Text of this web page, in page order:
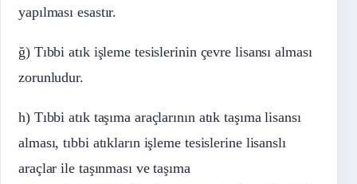
yapılması esastır.
ğ) Tıbbi atık işleme tesislerinin çevre lisansı alması
zorunludur.
h) Tıbbi atık taşıma araçlarının atık taşıma lisansı
alması, tıbbi atıkların işleme tesislerine lisanslı
araçlar ile taşınması ve taşıma